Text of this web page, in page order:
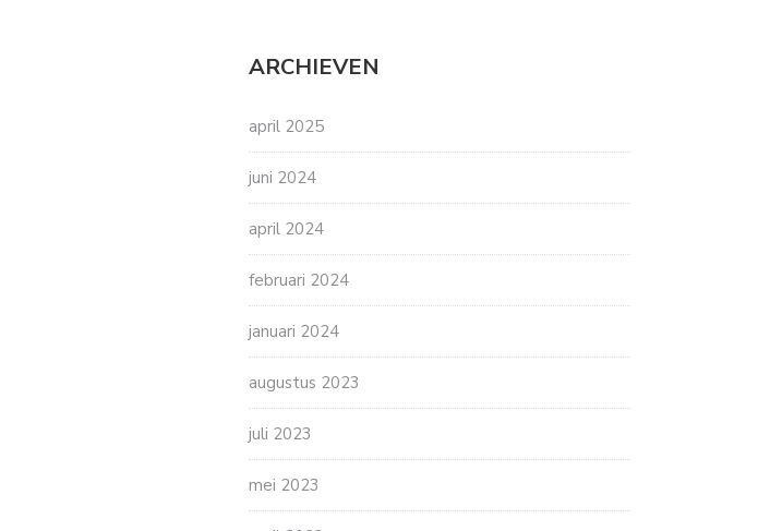
ARCHIEVEN
april 2025
juni 2024
april 2024
februari 2024
januari 2024
augustus 2023
juli 2023
mei 2023